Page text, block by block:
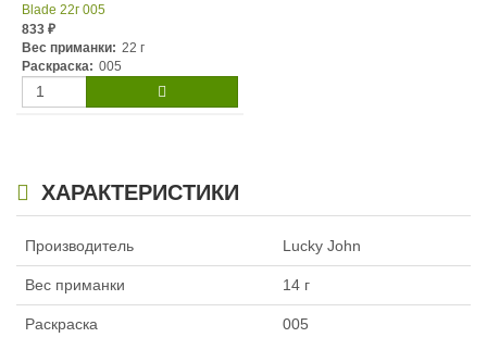
Blade 22г 005
833 ₽
Вес приманки: 22 г
Раскраска: 005
ХАРАКТЕРИСТИКИ
Производитель Lucky John
Вес приманки 14 г
Раскраска 005